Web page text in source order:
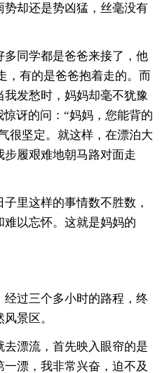
却还是势凶猛，丝毫没有
同学都是爸爸来接了，他
，有的是爸爸抱着走的。而
发愁时，妈妈却毫不犹豫
讶的问：“妈妈，您能背的
很坚定。就这样，在漂泊大
履艰难地朝马路对面走
里这样的事情数不胜数，
以忘怀。这就是妈妈的
过三个多小时的路程，终
景区。
漂流，首先映入眼帘的是
漂，我非常兴奋，迫不及